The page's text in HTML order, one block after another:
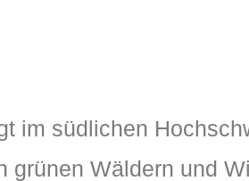
im südlichen
grünen Wäldern und